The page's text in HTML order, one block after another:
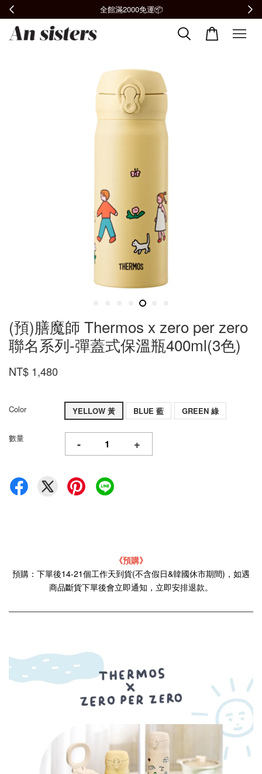
全館滿2000免運📦
(預)膳魔師 Thermos x zero per zero
聯名系列-彈蓋式保溫瓶400ml(3色)
NT$ 1,480
Color YELLOW 黃 BLUE 藍 GREEN 綠
數量 - +
《預購》
預購：下單後14-21個工作天到貨(不含假日&韓國休市期間)，如遇
商品斷貨下單後會立即通知，立即安排退款。